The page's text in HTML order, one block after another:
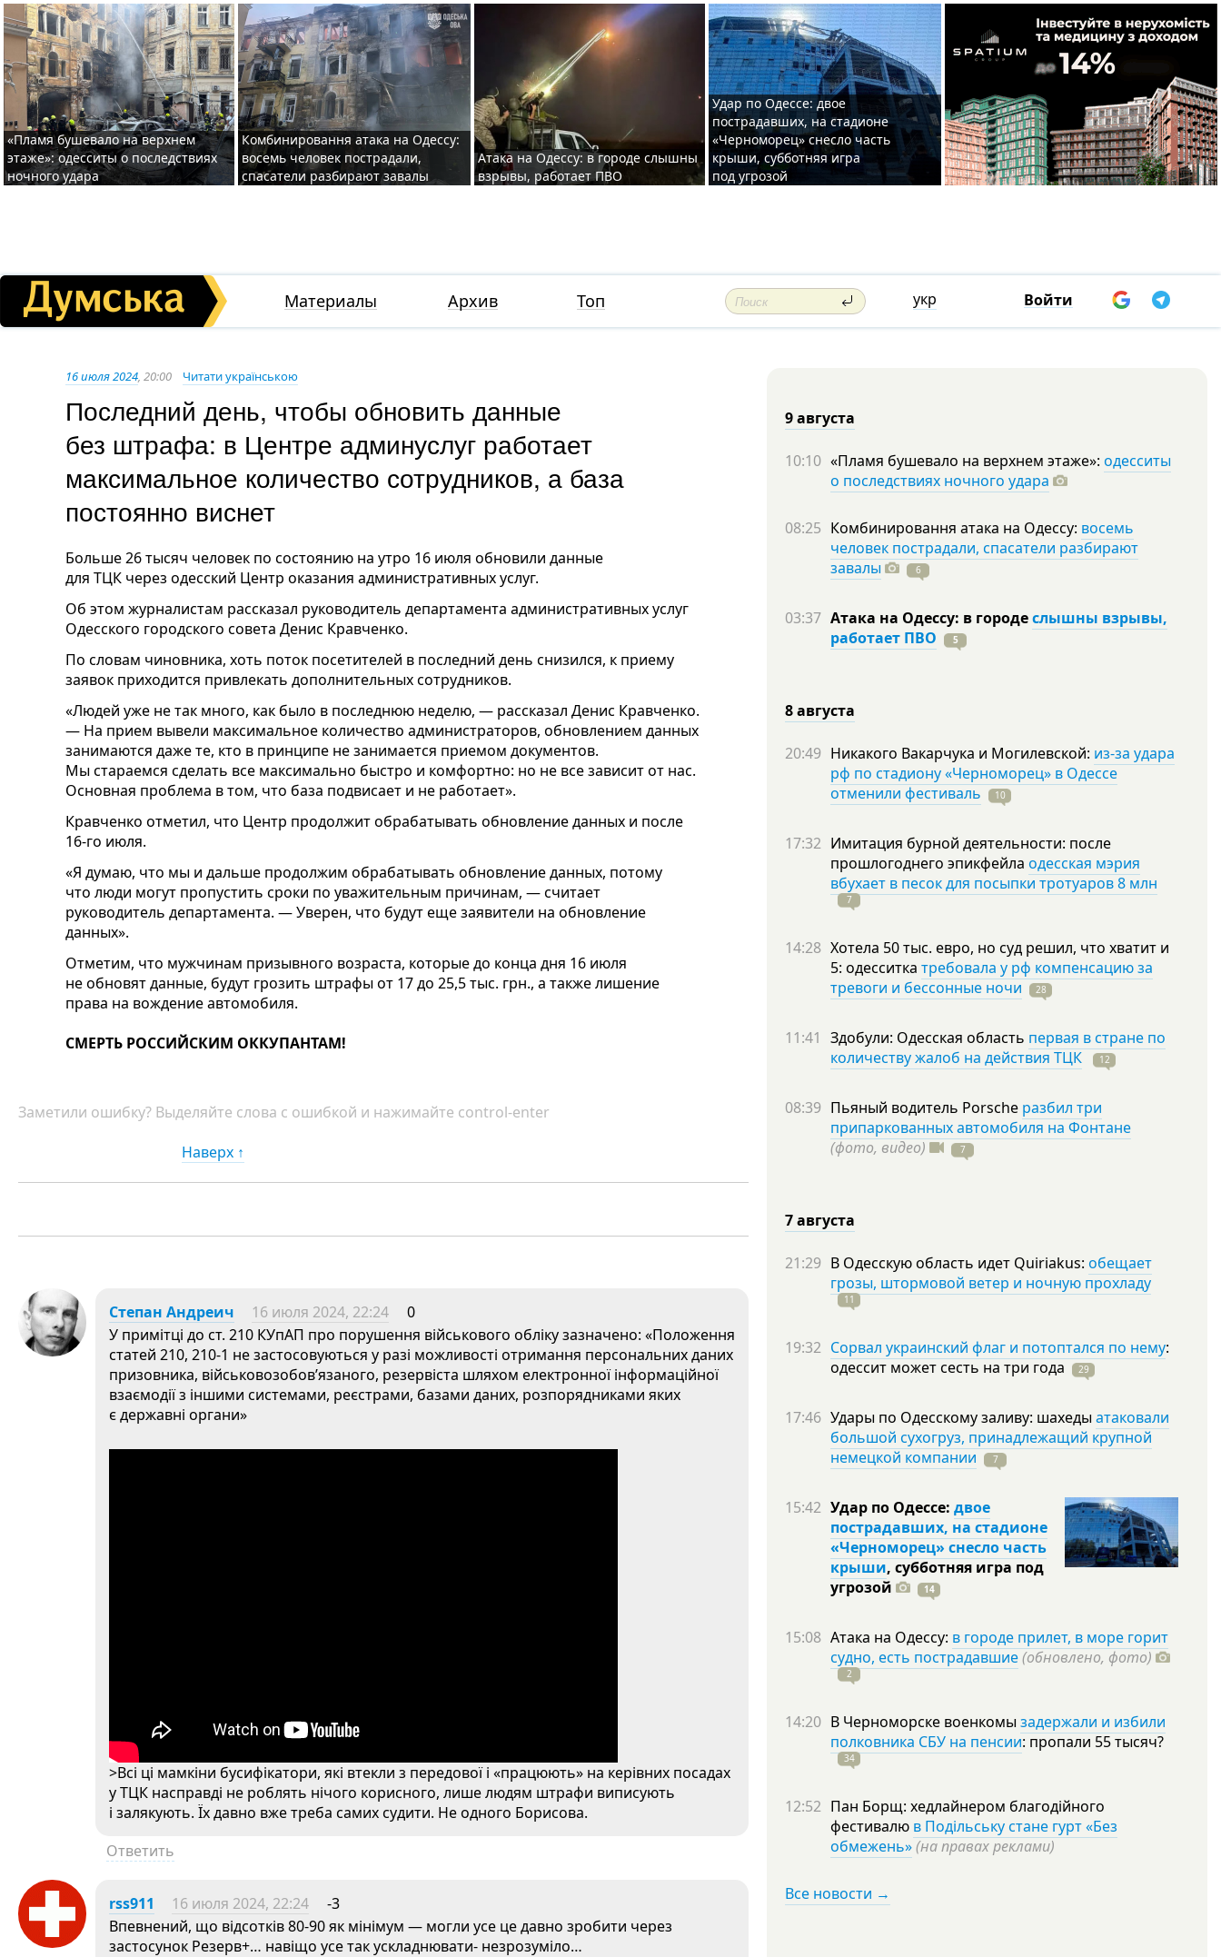
«Пламя бушевало на верхнем
этаже»: одесситы о последствиях
ночного удара
Комбинировання атака на Одессу:
восемь человек пострадали,
спасатели разбирают завалы
Атака на Одессу: в городе слышны
взрывы, работает ПВО
Удар по Одессе: двое
пострадавших, на стадионе
«Черноморец» снесло часть
крыши, субботняя игра
под угрозой
Материалы Архив Топ укр Войти
16 июля 2024, 20:00 Читати українською
Последний день, чтобы обновить данные
без штрафа: в Центре админуслуг работает
максимальное количество сотрудников, а база
постоянно виснет
Больше 26 тысяч человек по состоянию на утро 16 июля обновили данные
для ТЦК через одесский Центр оказания административных услуг.
Об этом журналистам рассказал руководитель департамента административных услуг
Одесского городского совета Денис Кравченко.
По словам чиновника, хоть поток посетителей в последний день снизился, к приему
заявок приходится привлекать дополнительных сотрудников.
«Людей уже не так много, как было в последнюю неделю, — рассказал Денис Кравченко.
— На прием вывели максимальное количество администраторов, обновлением данных
занимаются даже те, кто в принципе не занимается приемом документов.
Мы стараемся сделать все максимально быстро и комфортно: но не все зависит от нас.
Основная проблема в том, что база подвисает и не работает».
Кравченко отметил, что Центр продолжит обрабатывать обновление данных и после
16-го июля.
«Я думаю, что мы и дальше продолжим обрабатывать обновление данных, потому
что люди могут пропустить сроки по уважительным причинам, — считает
руководитель департамента. — Уверен, что будут еще заявители на обновление
данных».
Отметим, что мужчинам призывного возраста, которые до конца дня 16 июля
не обновят данные, будут грозить штрафы от 17 до 25,5 тыс. грн., а также лишение
права на вождение автомобиля.
СМЕРТЬ РОССИЙСКИМ ОККУПАНТАМ!
Заметили ошибку? Выделяйте слова с ошибкой и нажимайте control-enter
Наверх ↑
Степан Андреич 16 июля 2024, 22:24
0
У примітці до ст. 210 КУпАП про порушення військового обліку зазначено: «Положення
статей 210, 210-1 не застосовуються у разі можливості отримання персональних даних
призовника, військовозобов’язаного, резервіста шляхом електронної інформаційної
взаємодії з іншими системами, реєстрами, базами даних, розпорядниками яких
є державні органи»
>Всі ці мамкіни бусифікатори, які втекли з передової і «працюють» на керівних посадах
у ТЦК насправді не роблять нічого корисного, лише людям штрафи виписують
і залякують. Їх давно вже треба самих судити. Не одного Борисова.
Ответить
rss911 16 июля 2024, 22:24
-3
Впевнений, що відсотків 80-90 як мінімум — могли усе це давно зробити через
застосунок Резерв+… навіщо усе так ускладнювати- незрозуміло…
9 августа
10:10 «Пламя бушевало на верхнем этаже»: одесситы
о последствиях ночного удара
08:25 Комбинировання атака на Одессу: восемь
человек пострадали, спасатели разбирают
завалы
6
03:37 Атака на Одессу: в городеслышны взрывы,
работает ПВО
5
8 августа
20:49 Никакого Вакарчука и Могилевской: из-за удара
рф по стадиону «Черноморец» в Одессе
отменили фестиваль
10
17:32 Имитация бурной деятельности: после
прошлогоднего эпикфейла одесская мэрия
вбухает в песок для посыпки тротуаров 8 млн
7
14:28 Хотела 50 тыс. евро, но суд решил, что хватит и
5: одесситка требовала у рф компенсацию за
тревоги и бессонные ночи
28
11:41 Здобули: Одесская область первая в стране по
количеству жалоб на действия ТЦК
12
08:39 Пьяный водитель Porsche разбил три
припаркованных автомобиля на Фонтане
(фото, видео)
7
7 августа
21:29 В Одесскую область идет Quiriakus: обещает
грозы, штормовой ветер и ночную прохладу
11
19:32 Сорвал украинский флаг и потоптался по нему:
одессит может сесть на три года 29
17:46 Удары по Одесскому заливу: шахеды атаковали
большой сухогруз, принадлежащий крупной
немецкой компании
7
15:42 Удар по Одессе: двое
пострадавших, на стадионе
«Черноморец» снесло часть
крыши, субботняя игра под
угрозой
14
15:08 Атака на Одессу: в городе прилет, в море горит
судно, есть пострадавшие(обновлено, фото)
2
14:20 В Черноморске военкомы задержали и избили
полковника СБУ на пенсии: пропали 55тысяч?
34
12:52 Пан Борщ: хедлайнером благодійного
фестивалю в Подільську стане гурт «Без
обмежень»(на правах реклами)
Все новости →